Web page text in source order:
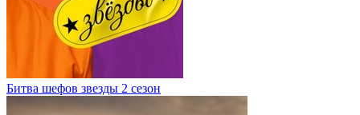
Битва шефов звезды 2 сезон